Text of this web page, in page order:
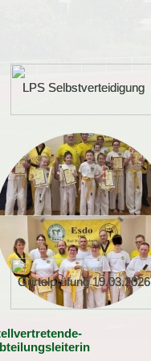
LPS Selbstverteidigung
LPS Selbstverteidigung
Gürtelprüfung 19.03.2026
Gürtelprüfung 19.03.2026